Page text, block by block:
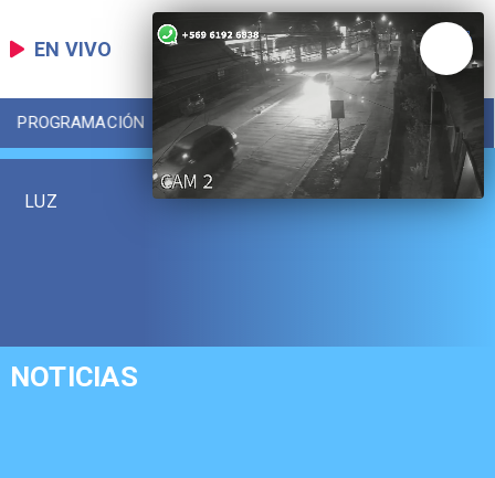
EN VIVO
PROGRAMACIÓN LOCAL DEPORTES
LUZ
NOTICIAS